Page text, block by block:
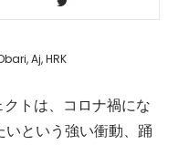
Aj, HRK
トは、コロナ禍にな
という強い衝動、踊